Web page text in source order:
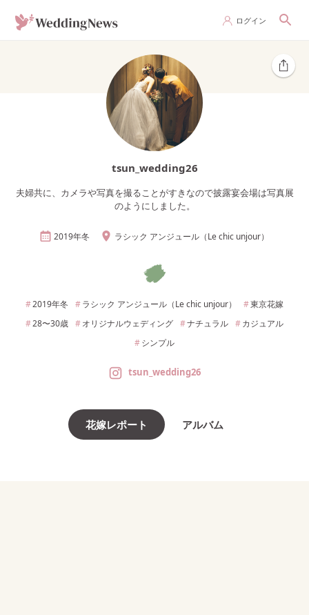
ログイン
tsun_wedding26
夫婦共に、カメラや写真を撮ることがすきなので披露宴会場は写真展
のようにしました。
2019年冬 ラシック アンジュール（Le chic unjour）
2019年冬 ラシック アンジュール（Le chic unjour） 東京花嫁
28〜30歳 オリジナルウェディング ナチュラル
カジュアル
シンプル
tsun_wedding26
花嫁レポート アルバム